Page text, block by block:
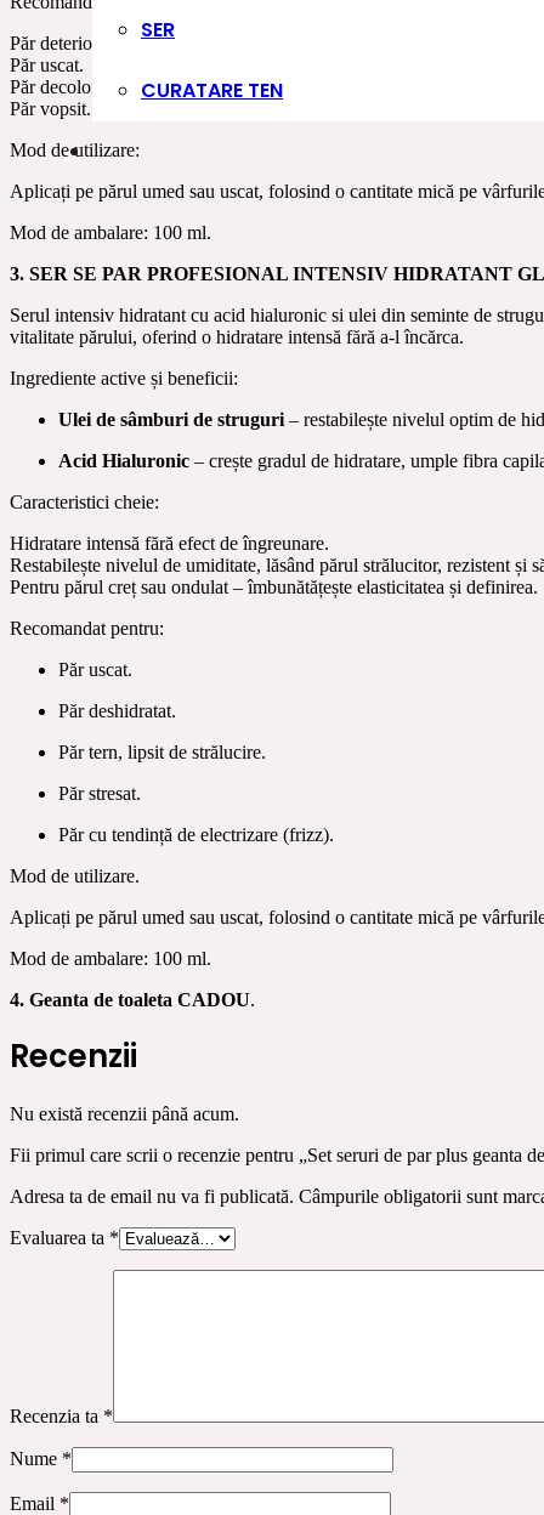
SER
CURATARE TEN
Păr deteriorat.
Păr uscat.
Păr decolorat sau cu șuvițe.
Păr vopsit.
Mod de utilizare:
Aplicați pe părul umed sau uscat, folosind o cantitate mică pe
Mod de ambalare: 100 ml.
3. SER SE PAR PROFESIONAL INTENSIV HIDRATANT
Serul intensiv hidratant cu acid hialuronic si ulei din seminte de
vitalitate părului, oferind o hidratare intensă fără a-l încărca.
Ingrediente active și beneficii:
Ulei de sâmburi de struguri – restabilește nivelul optim de
Acid Hialuronic – crește gradul de hidratare, umple fibra
Caracteristici cheie:
Hidratare intensă fără efect de îngreunare.
Restabilește nivelul de umiditate, lăsând părul strălucitor, rezistent și
Pentru părul creț sau ondulat – îmbunătățește elasticitatea și definirea.
Recomandat pentru:
Păr uscat.
Păr deshidratat.
Păr tern, lipsit de strălucire.
Păr stresat.
Păr cu tendință de electrizare (frizz).
Mod de utilizare.
Aplicați pe părul umed sau uscat, folosind o cantitate mică pe
Mod de ambalare: 100 ml.
4. Geanta de toaleta CADOU.
Recenzii
Nu există recenzii până acum.
Fii primul care scrii o recenzie pentru „Set seruri de par plus geanta
Adresa ta de email nu va fi publicată. Câmpurile obligatorii sunt
Evaluarea ta *
Recenzia ta *
Nume *
Email *